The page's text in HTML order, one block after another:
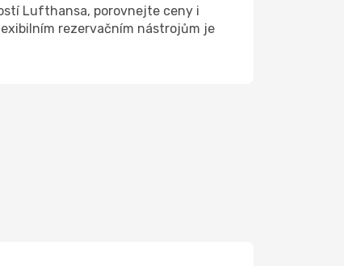
Lufthansa, porovnejte ceny i
rezervačním nástrojům je